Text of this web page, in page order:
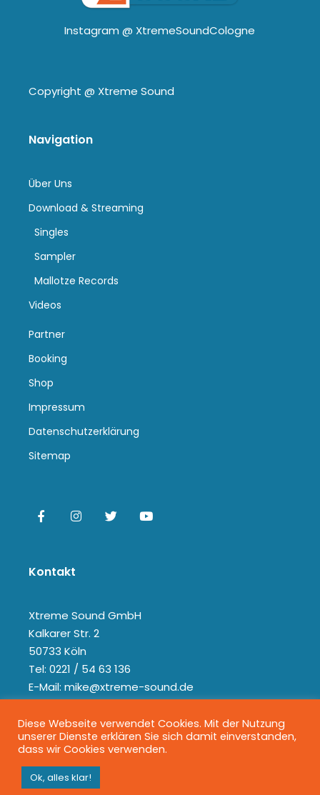
Instagram @ XtremeSoundCologne
Copyright @ Xtreme Sound
Navigation
Über Uns
Download & Streaming
Singles
Sampler
Mallotze Records
Videos
Partner
Booking
Shop
Impressum
Datenschutzerklärung
Sitemap
Kontakt
Xtreme Sound GmbH
Kalkarer Str. 2
50733 Köln
Tel: 0221 / 54 63 136
E-Mail: mike@xtreme-sound.de
Diese Webseite verwendet Cookies. Mit der Nutzung
unserer Dienste erklären Sie sich damit einverstanden,
dass wir Cookies verwenden.
Ok, alles klar!